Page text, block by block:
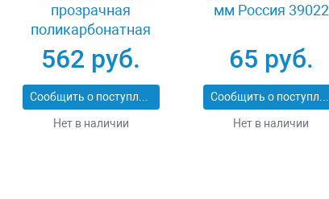
прозрачная
поликарбонатная
монолинза ЗУБР
ЭКСПЕРТ 110310
562 руб.
Сообщить о поступлении
Нет в наличии
мм Россия 39022
65 руб.
Сообщить о поступлении
Нет в наличии